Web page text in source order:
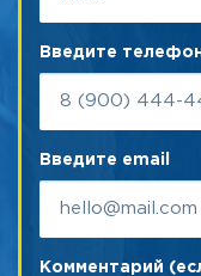
Введите
Введите email
Комментарий